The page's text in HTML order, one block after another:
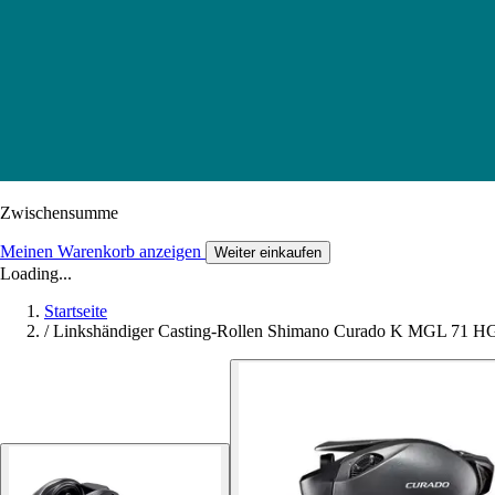
Zwischensumme
Meinen Warenkorb anzeigen Weiter einkaufen
Loading...
Startseite
/ Linkshändiger Casting-Rollen Shimano Curado K MGL 71